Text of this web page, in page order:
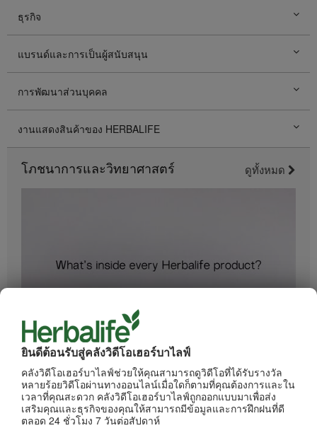
ยินดีต้อนรับสู่คลังวิดีโอเฮอร์บาไลฟ์
คลังวิดีโอเฮอร์บาไลฟ์ช่วยให้คุณสามารถดูวิดีโอที่ได้รับรางวัล
หลายร้อยวิดีโอผ่านทางออนไลน์เมื่อใดก็ตามที่คุณต้องการและใน
เวลาที่คุณสะดวก คลังวิดีโอเฮอร์บาไลฟ์ถูกออกแบบมาเพื่อส่ง
เสริมคุณและธุรกิจของคุณให้สามารถมีข้อมูลและการฝึกฝนที่ดี
ตลอด 24 ชั่วโมง 7 วันต่อสัปดาห์
ธุรกิจ
แบรนด์และการเป็นผู้สนับสนุน
การพัฒนาส่วนบุคคล
งานแสดงสินค้าของ HERBALIFE
โภชนาการและวิทยาศาสตร์ ดูทั้งหมด
อะไรอยู่ในผลิตภัณฑ์ของเฮอร์บาไลฟ์
ทุกขั้นตอนการผลิตได้รับการควบคุมดูแลอย่างเข้มงวด